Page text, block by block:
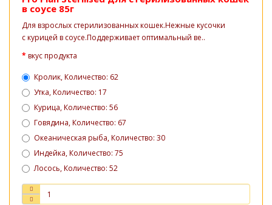
в соусе 85г
Для взрослых стерилизованных кошек.Нежные кусочки
с курицей в соусе.Поддерживает оптимальный ве..
вкус продукта
Кролик, Количество: 62
Утка, Количество: 17
Курица, Количество: 56
Говядина, Количество: 67
Океаническая рыба, Количество: 30
Индейка, Количество: 75
Лосось, Количество: 52